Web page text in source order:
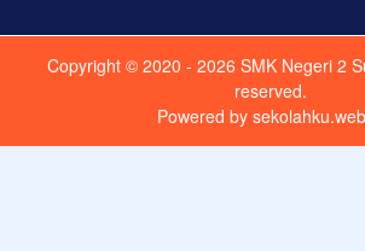
Copyright © 2020 - 2026 SMK Negeri 2
reserved.
Powered by